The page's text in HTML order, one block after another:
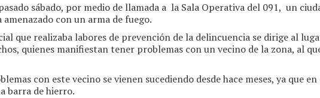
sábado, por medio de llamada a la Sala Operativa del 091, un
con un arma de fuego.
que realizaba labores de prevención de la delincuencia se dirige al
quienes manifiestan tener problemas con un vecino de la zona, al
con este vecino se vienen sucediendo desde hace meses, ya que
barra de hierro.